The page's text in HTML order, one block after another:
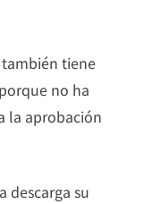
tiene
no ha
la aprobación
descarga su